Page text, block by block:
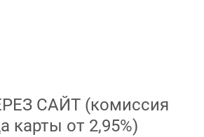
САЙТ (комиссия
карты от 2,95%)